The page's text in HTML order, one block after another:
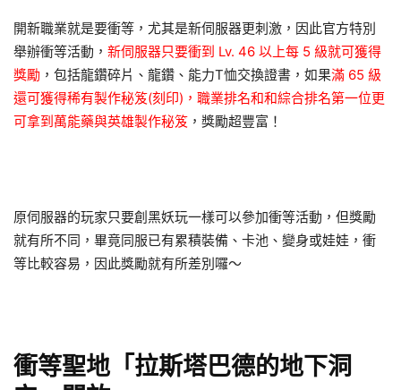
開新職業就是要衝等，尤其是新伺服器更刺激，因此官方特別
舉辦衝等活動， 新伺服器只要衝到 Lv. 46 以上每 5 級就可獲得
獎勵 ，包括龍鑽碎片、龍鑽、能力T恤交換證書，如果滿 65 級
還可獲得稀有製作秘笈(刻印)，職業排名和和綜合排名第一位更
可拿到萬能藥與英雄製作秘笈 ，獎勵超豐富！
原伺服器的玩家只要創黑妖玩一樣可以參加衝等活動，但獎勵
就有所不同，畢竟同服已有累積裝備、卡池、變身或娃娃，衝
等比較容易，因此獎勵就有所差別囉～
衝等聖地「拉斯塔巴德的地下洞